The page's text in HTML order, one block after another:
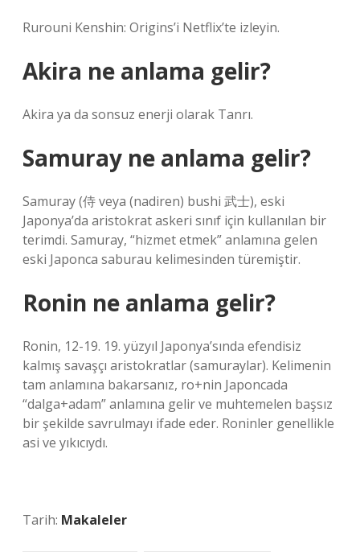
Rurouni Kenshin: Origins’i Netflix’te izleyin.
Akira ne anlama gelir?
Akira ya da sonsuz enerji olarak Tanrı.
Samuray ne anlama gelir?
Samuray (侍 veya (nadiren) bushi 武士), eski
Japonya’da aristokrat askeri sınıf için kullanılan bir
terimdi. Samuray, “hizmet etmek” anlamına gelen
eski Japonca saburau kelimesinden türemiştir.
Ronin ne anlama gelir?
Ronin, 12-19. 19. yüzyıl Japonya’sında efendisiz
kalmış savaşçı aristokratlar (samuraylar). Kelimenin
tam anlamına bakarsanız, ro+nin Japoncada
“dalga+adam” anlamına gelir ve muhtemelen başsız
bir şekilde savrulmayı ifade eder. Roninler genellikle
asi ve yıkıcıydı.
Tarih: Makaleler